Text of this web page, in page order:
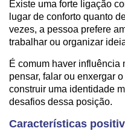
Existe uma forte ligação
lugar de conforto quanto
vezes, a pessoa prefere
trabalhar ou organizar
É comum haver influência
pensar, falar ou enxergar
construir uma identidade
desafios dessa posição.
Características